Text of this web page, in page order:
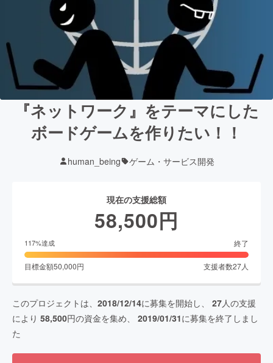
『ネットワーク』をテーマにした
ボードゲームを作りたい！！
human_being ゲーム・サービス開発
現在の支援総額
58,500円
117%達成 終了
目標金額50,000円 支援者数27人
このプロジェクトは、 2018/12/14に募集を開始し、 27人の支援
により 58,500円の資金を集め、 2019/01/31に募集を終了しまし
た